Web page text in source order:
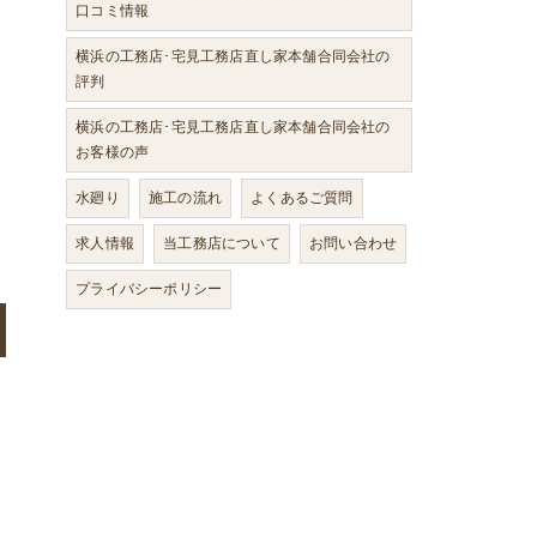
口コミ情報
横浜の工務店･宅見工務店直し家本舗合同会社の
評判
横浜の工務店･宅見工務店直し家本舗合同会社の
お客様の声
水廻り
施工の流れ
よくあるご質問
求人情報
当工務店について
お問い合わせ
プライバシーポリシー